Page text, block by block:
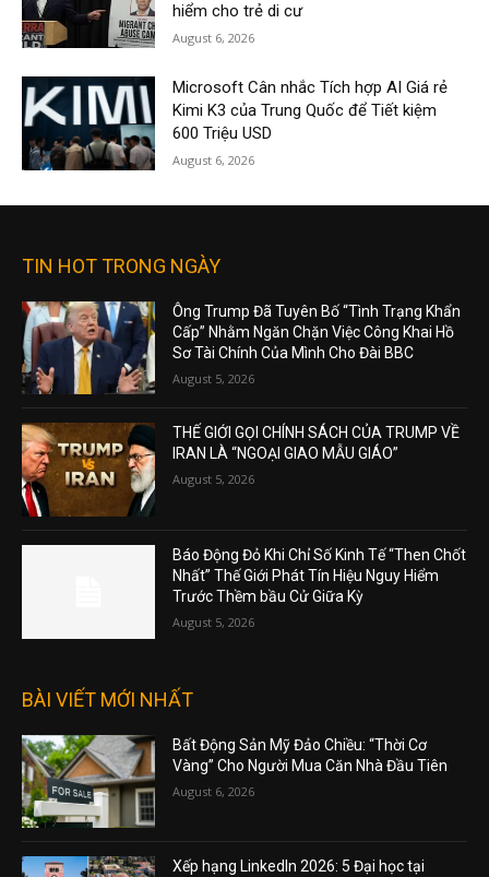
hiểm cho trẻ di cư
August 6, 2026
Microsoft Cân nhắc Tích hợp AI Giá rẻ
Kimi K3 của Trung Quốc để Tiết kiệm
600 Triệu USD
August 6, 2026
TIN HOT TRONG NGÀY
Ông Trump Đã Tuyên Bố “Tình Trạng Khẩn
Cấp” Nhằm Ngăn Chặn Việc Công Khai Hồ
Sơ Tài Chính Của Mình Cho Đài BBC
August 5, 2026
THẾ GIỚI GỌI CHÍNH SÁCH CỦA TRUMP VỀ
IRAN LÀ “NGOẠI GIAO MẪU GIÁO”
August 5, 2026
Báo Động Đỏ Khi Chỉ Số Kinh Tế “Then Chốt
Nhất” Thế Giới Phát Tín Hiệu Nguy Hiểm
Trước Thềm bầu Cử Giữa Kỳ
August 5, 2026
BÀI VIẾT MỚI NHẤT
Bất Động Sản Mỹ Đảo Chiều: “Thời Cơ
Vàng” Cho Người Mua Căn Nhà Đầu Tiên
August 6, 2026
Xếp hạng LinkedIn 2026: 5 Đại học tại